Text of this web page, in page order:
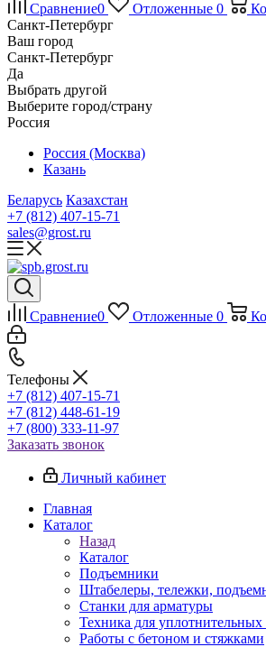
Сравнение0 Отложенные 0
Санкт-Петербург
Ваш город
Санкт-Петербург
Да
Выбрать другой
Выберите город/страну
Россия
Россия (Москва)
Казань
Беларусь Казахстан
+7 (812) 407-15-71
sales@grost.ru
Сравнение0 Отложенные 0
Телефоны
+7 (812) 407-15-71
+7 (812) 448-61-19
+7 (800) 333-11-97
Заказать звонок
Личный кабинет
Главная
Каталог
Назад
Каталог
Подъемники
Штабелеры, тележки,
Станки для арматуры
Техника для уплотнительных
Работы с бетоном и стяжками